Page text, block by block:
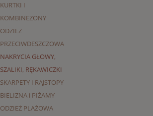
KURTKI I
KOMBINEZONY
ODZIEŻ
PRZECIWDESZCZOWA
NAKRYCIA GŁOWY,
SZALIKI, RĘKAWICZKI
SKARPETY I RAJSTOPY
BIELIZNA i PIŻAMY
ODZIEŻ PLAŻOWA